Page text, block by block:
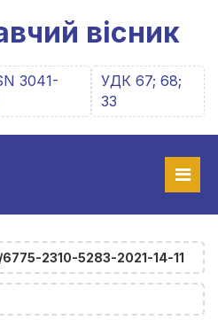
вісник
3041-
УДК 67; 68;
33
2310-5283-2021-14-11